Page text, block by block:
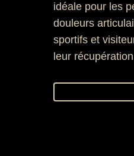
idéale pour les
douleurs
sportifs et
leur